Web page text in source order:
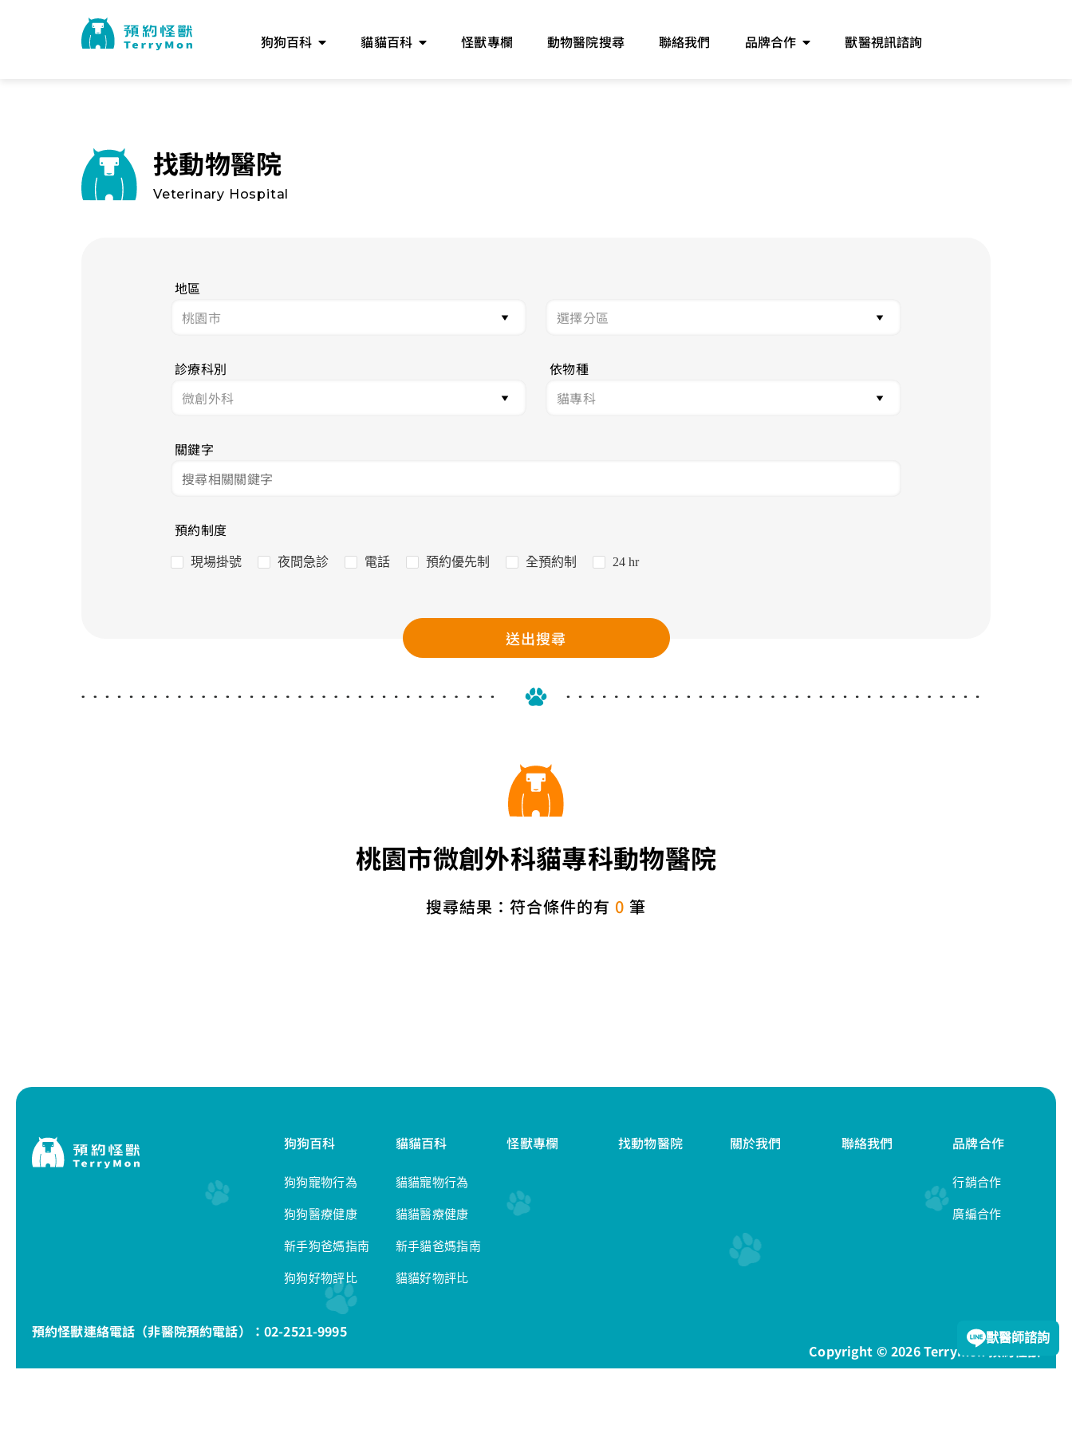
狗狗百科 貓貓百科 怪獸專欄 動物醫院搜尋 聯絡我們 品牌合作 獸醫視訊諮詢
找動物醫院
Veterinary Hospital
地區
診療科別 依物種
關鍵字
預約制度
現場掛號 夜間急診 電話 預約優先制 全預約制 24 hr
送出搜尋
桃園市微創外科貓專科動物醫院
搜尋結果：符合條件的有 0 筆
狗狗百科
狗狗寵物行為
狗狗醫療健康
新手狗爸媽指南
狗狗好物評比
貓貓百科
貓貓寵物行為
貓貓醫療健康
新手貓爸媽指南
貓貓好物評比
怪獸專欄 找動物醫院 關於我們 聯絡我們 品牌合作
行銷合作
廣編合作
預約怪獸連絡電話（非醫院預約電話）： 02-2521-9995
隱私權政策
Copyright © 2026 Terrymon 預約怪獸
獸醫師諮詢